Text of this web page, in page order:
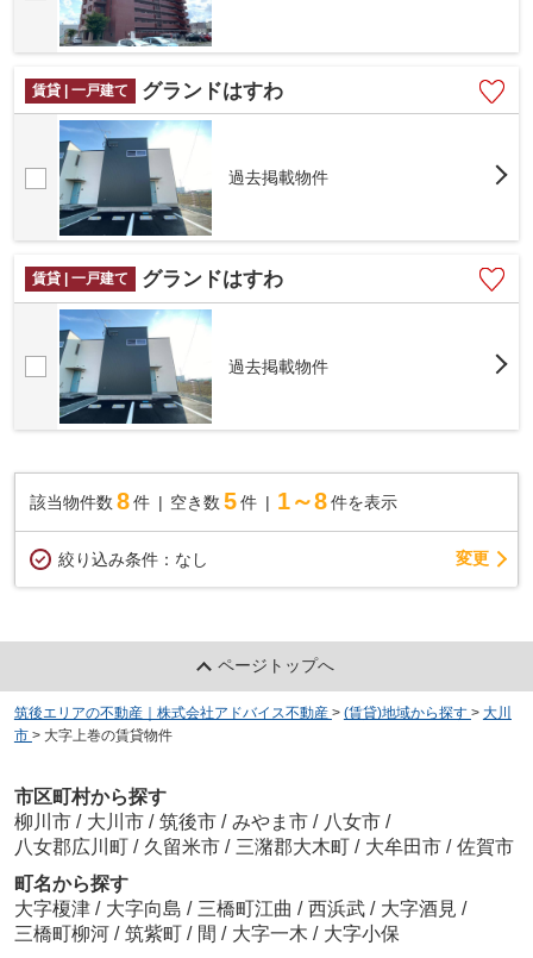
賃貸 | 一戸建て グランドはすわ
過去掲載物件
賃貸 | 一戸建て グランドはすわ
過去掲載物件
該当物件数 8件 空き数 5 件 1～8 件を表示
絞り込み条件： なし 変更
ページトップへ
筑後エリアの不動産｜株式会社アドバイス不動産 > (賃貸)地域から探す > 大川
市 > 大字上巻の賃貸物件
市区町村から探す
柳川市 / 大川市 / 筑後市 / みやま市 / 八女市 /
八女郡広川町 / 久留米市 / 三潴郡大木町 / 大牟田市 / 佐賀市
町名から探す
大字榎津 / 大字向島 / 三橋町江曲 / 西浜武 / 大字酒見 /
三橋町柳河 / 筑紫町 / 間 / 大字一木 / 大字小保